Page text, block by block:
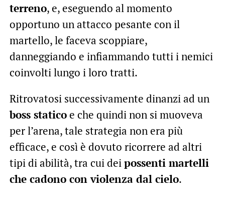
terreno, e, eseguendo al momento
opportuno un attacco pesante con il
martello, le faceva scoppiare,
danneggiando e infiammando tutti i nemici
coinvolti lungo i loro tratti.
Ritrovatosi successivamente dinanzi ad un
boss staticoe che quindi non si muoveva
per l’arena, tale strategia non era più
efficace, e così è dovuto ricorrere ad altri
tipi di abilità, tra cui deipossenti martelli
che cadono con violenza dal cielo.